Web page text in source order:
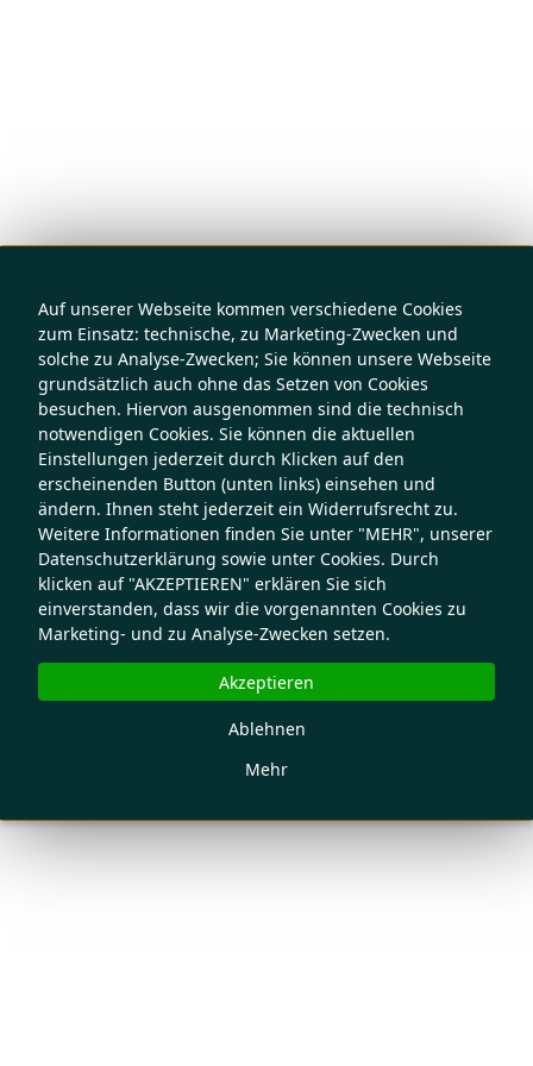
Auf unserer Webseite kommen verschiedene Cookies
zum Einsatz: technische, zu Marketing-Zwecken und
solche zu Analyse-Zwecken; Sie können unsere Webseite
grundsätzlich auch ohne das Setzen von Cookies
besuchen. Hiervon ausgenommen sind die technisch
notwendigen Cookies. Sie können die aktuellen
Einstellungen jederzeit durch Klicken auf den
erscheinenden Button (unten links) einsehen und
ändern. Ihnen steht jederzeit ein Widerrufsrecht zu.
Weitere Informationen finden Sie unter "MEHR", unserer
Datenschutzerklärung sowie unter Cookies. Durch
klicken auf "AKZEPTIEREN" erklären Sie sich
einverstanden, dass wir die vorgenannten Cookies zu
Marketing- und zu Analyse-Zwecken setzen.
Mehr
Ablehnen
Akzeptieren